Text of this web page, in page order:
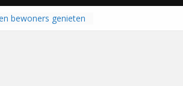
bewoners genieten